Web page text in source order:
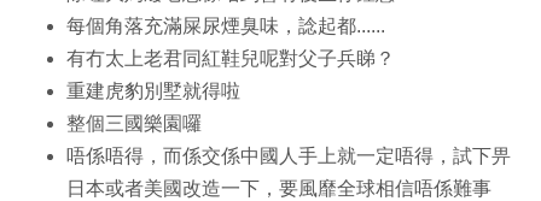
每個角落充滿屎尿煙臭味，諗起都......
有冇太上老君同紅鞋兒呢對父子兵睇？
重建虎豹別墅就得啦
整個三國樂園囉
唔係唔得，而係交係中國人手上就一定唔得，試下畀
日本或者美國改造一下，要風靡全球相信唔係難事